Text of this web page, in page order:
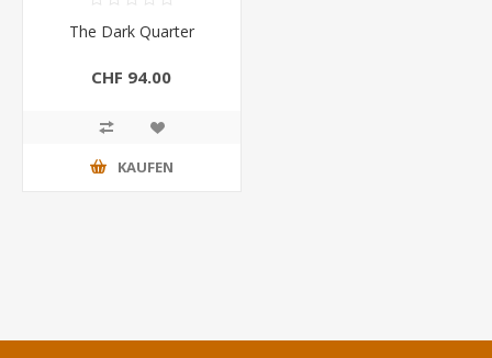
The Dark Quarter
CHF 94.00
KAUFEN